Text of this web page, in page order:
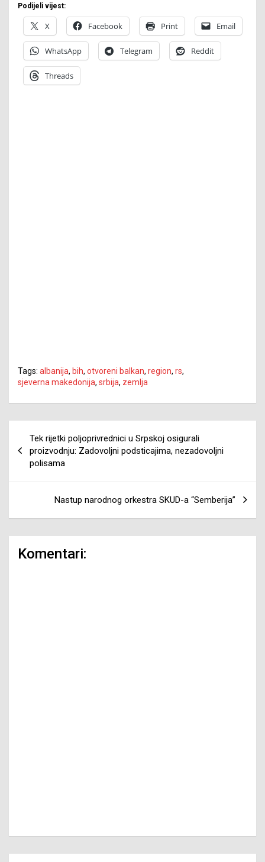
Podijeli vijest:
X Facebook Print Email
WhatsApp Telegram Reddit
Threads
Tags: albanija, bih, otvoreni balkan, region, rs,
sjeverna makedonija, srbija, zemlja
članaka
Tek rijetki poljoprivrednici u Srpskoj osigurali
proizvodnju: Zadovoljni podsticajima, nezadovoljni
polisama
Nastup narodnog orkestra SKUD-a “Semberija”
Komentari: